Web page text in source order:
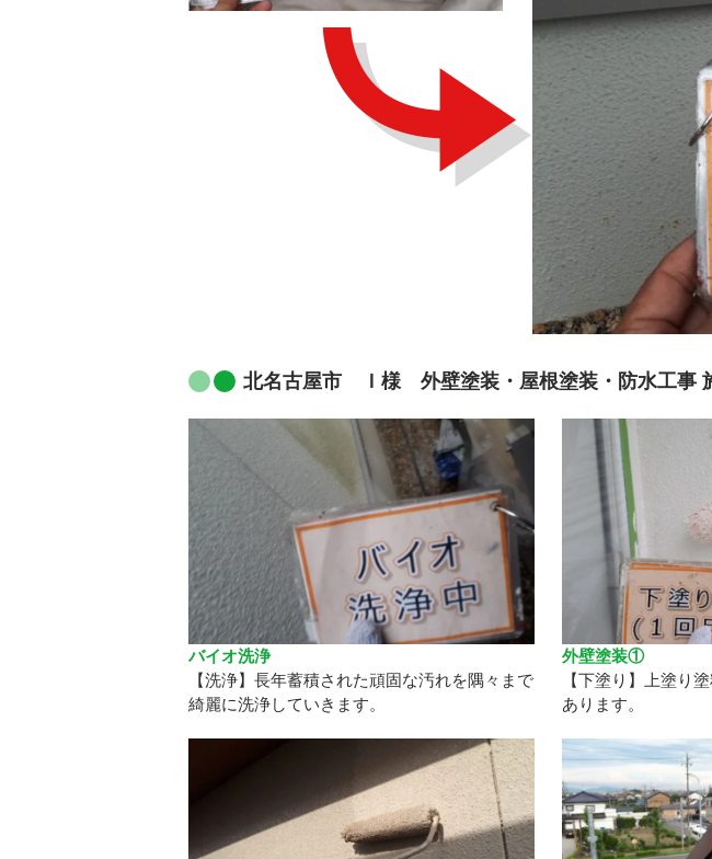
北名古屋市 Ｉ様 外壁塗装・屋根塗装・防水工事
バイオ洗浄
【洗浄】長年蓄積された頑固な汚れを隅々まで
綺麗に洗浄していきます。
外壁塗装①
【下塗り】上塗り
あります。